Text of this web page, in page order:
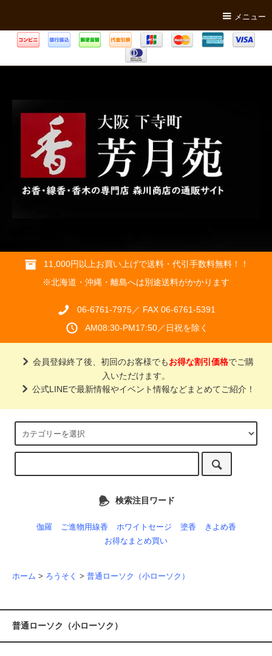
メニュー
11,000円以上お買い上げで送料・代引手数料無料！！
※北海道・沖縄・離島へは別途送料がかかります
06-6761-7975／ FAX 06-6761-5391
AM08:30-PM17:50／日祝を除く
会員登録終了後、初回のお客様でもお得な割引価格でご購
入いただけます。
公式LINEで最新情報やイベント情報などまとめてご紹介！
検索注目ワード
伽羅 ご進物用線香 ホワイトセージ 塗香
きよめ香
お得なまとめ買い
ホーム > ろうそく > 普通ローソク（小ローソク）
普通ローソク（小ローソク）